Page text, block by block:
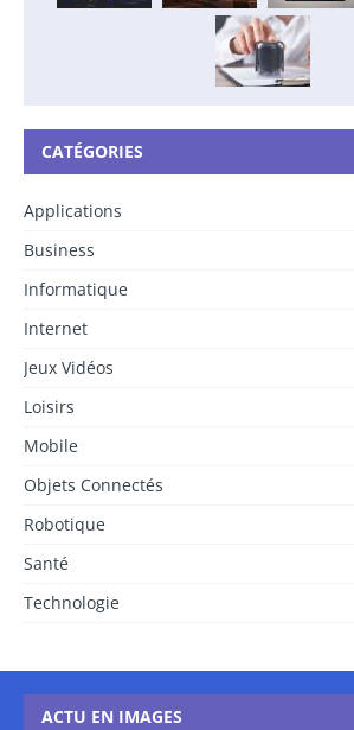
CATÉGORIES
Applications
Business
Informatique
Internet
Jeux Vidéos
Loisirs
Mobile
Objets Connectés
Robotique
Santé
Technologie
ACTU EN IMAGES